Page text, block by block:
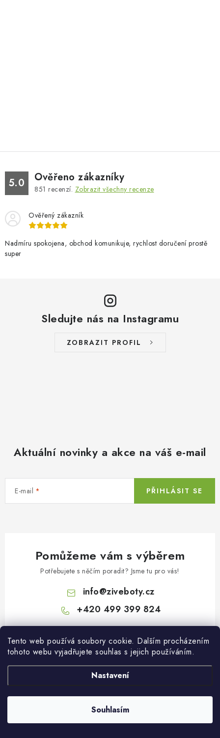
Tento web používá soubory cookie. Dalším procházením
tohoto webu vyjadřujete souhlas s jejich používáním.
Nastavení
Souhlasím
5.0 Ověřeno zákazníky
851 recenzí. Zobrazit všechny recenze
Ověřený zákazník
Nadmíru spokojena, obchod komunikuje, rychlost doručení prostě
super
Sledujte nás na Instagramu
ZOBRAZIT PROFIL
Aktuální novinky a akce na váš e-mail
E-mail PŘIHLÁSIT SE
Pomůžeme vám s výběrem
Potřebujete s něčím poradit? Jsme tu pro vás!
info@ziveboty.cz
+420 499 399 824
Facebook